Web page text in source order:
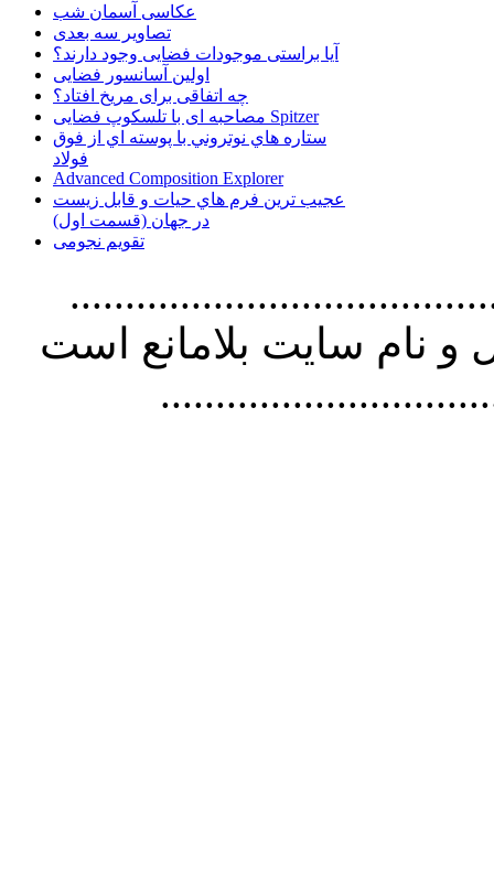
عکاسی آسمان شب
تصاویر سه بعدی
آیا براستی موجودات فضایی وجود دارند؟
اولین آسانسور فضایی
چه اتفاقی برای مریخ افتاد؟
مصاحبه ای با تلسکوپ فضایی Spitzer
ستاره هاي نوتروني با پوسته اي از فوق
فولاد
Advanced Composition Explorer
عجیب ترین فرم هاي حيات و قابل زيست
در جهان (قسمت اول)
تقویم نجومی
استفاده از
نام سايت بلامانع است